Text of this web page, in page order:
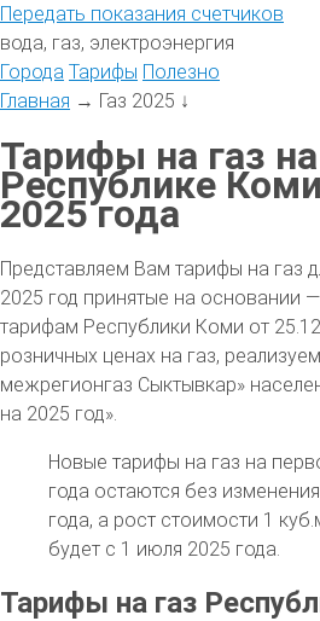
Передать показания счетчиков
вода, газ, электроэнергия
Города Тарифы Полезно
Главная → Газ 2025 ↓
Тарифы на газ
Республике
2025 года
Представляем Вам тарифы на газ
2025 год принятые на основании
тарифам Республики Коми от
розничных ценах на газ,
межрегионгаз Сыктывкар»
на 2025 год».
Новые тарифы на газ на
года остаются без
года, а рост стоимости 1
будет с 1 июля 2025 года.
Тарифы на газ